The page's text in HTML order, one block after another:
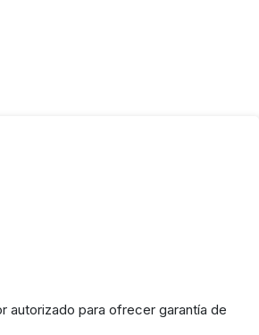
autorizado para ofrecer garantía de